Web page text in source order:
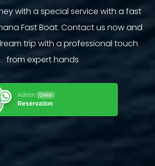
with a special service with a fast
Fast Boat. Contact us now and
trip with a professional touch
from expert hands
Admin Online
Reservation